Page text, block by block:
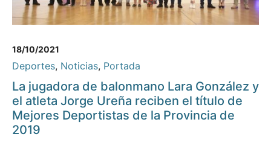
18/10/2021
Deportes, Noticias, Portada
La jugadora de balonmano Lara González y
el atleta Jorge Ureña reciben el título de
Mejores Deportistas de la Provincia de
2019